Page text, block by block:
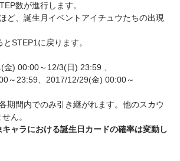
数が進行します。
ど、誕生月イベントアイチュウたちの出現
STEP1に戻ります。
) 00:00～12/3(日) 23:59 、
～23:59、2017/12/29(金) 00:00～
期間内でのみ引き継がれます。他のスカウ
ん。
ャラにおける誕生日カードの確率は変動し